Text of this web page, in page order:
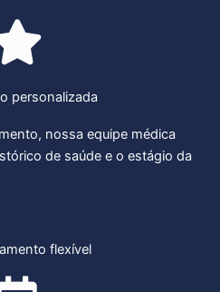
personalizada
nossa equipe médica
de saúde e o estágio da
flexível